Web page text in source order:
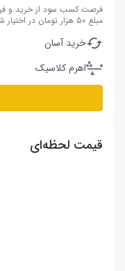
مبلغ ۵۰ هزار تومان در اختیار شماست.
خرید آسان
اهرم کلاسیک
قیمت لحظه‌ای